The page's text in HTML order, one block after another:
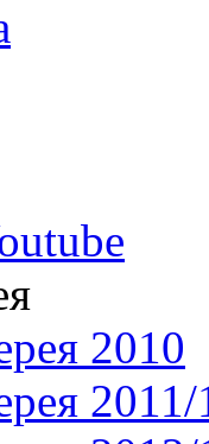
2010
2011/